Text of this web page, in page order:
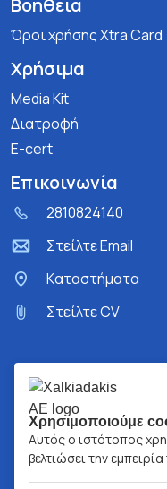
Όροι χρήσης Xtra Card
Χρήσιμα
Media Kit
Διατροφή
E-cert
Επικοινωνία
2810824140
Στείλτε Email
Kαταστήματα
Στείλτε CV
Χρησιμοποιούμε
Αυτός ο ιστότοπος
βελτιώσει την